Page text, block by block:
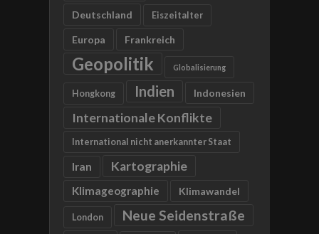
Deutschland Eiszeitalter
Europa Frankreich
Geopolitik Globalisierung
Hongkong Indien Indonesien
Internationale Konflikte
International nicht anerkannter Staat
Iran Kartographie
Klimageographie Klimawandel
London Neue Seidenstraße